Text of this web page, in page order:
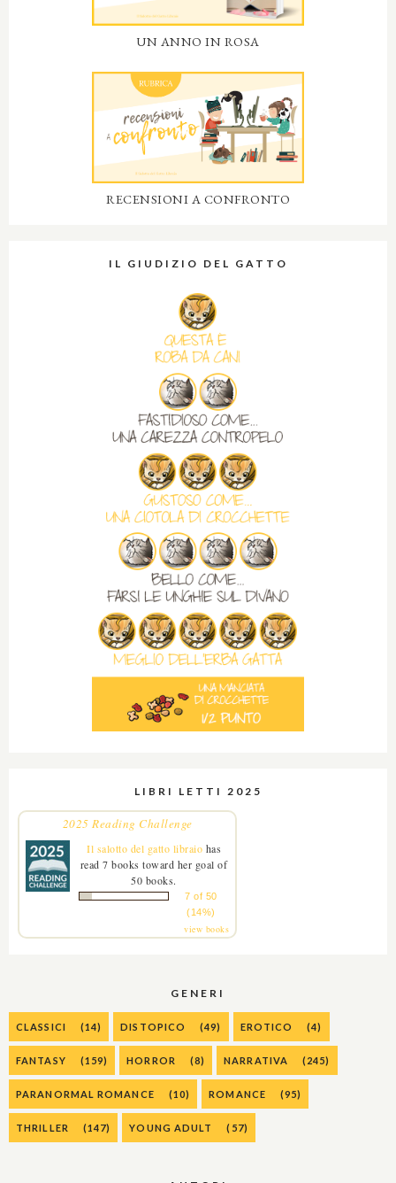
UN ANNO IN ROSA
RECENSIONI A CONFRONTO
IL GIUDIZIO DEL GATTO
LIBRI LETTI 2025
2025 Reading Challenge
Il salotto del gatto libraio has
read 7 books toward her goal of
50 books.
7 of 50
(14%)
view books
GENERI
CLASSICI (14) DISTOPICO (49) EROTICO (4)
FANTASY (159) HORROR (8) NARRATIVA (245)
PARANORMAL ROMANCE (10) ROMANCE (95)
THRILLER (147) YOUNG ADULT (57)